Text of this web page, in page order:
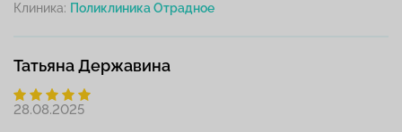
Клиника:
Татьяна Державина
28.08.2025